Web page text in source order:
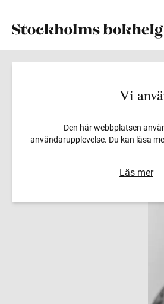
Vi
Den här webbplatsen
användarupplevelse. Du kan läsa
Läs mer